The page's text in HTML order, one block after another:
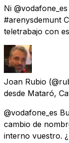
Ni
#arenysdemunt
teletrabajo con
Joan Rubio
desde Mataró,
@vodafone_es
cambio de
interno vuestro.